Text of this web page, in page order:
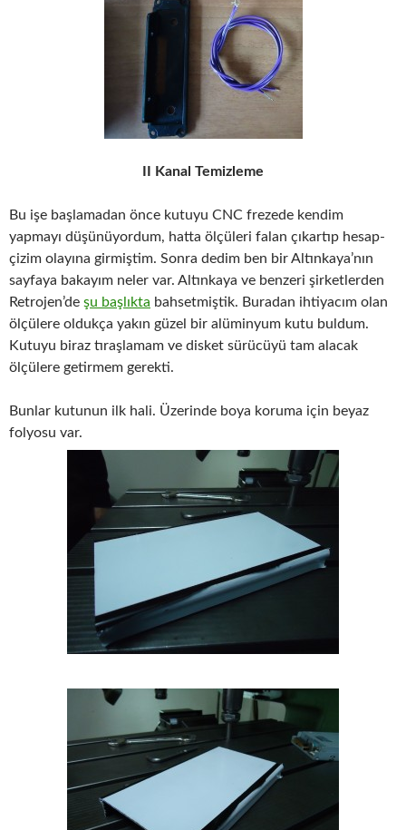
II Kanal Temizleme
Bu işe başlamadan önce kutuyu CNC frezede kendim
yapmayı düşünüyordum, hatta ölçüleri falan çıkartıp hesap-
çizim olayına girmiştim. Sonra dedim ben bir Altınkaya’nın
sayfaya bakayım neler var. Altınkaya ve benzeri şirketlerden
Retrojen’de şu başlıkta bahsetmiştik. Buradan ihtiyacım olan
ölçülere oldukça yakın güzel bir alüminyum kutu buldum.
Kutuyu biraz tıraşlamam ve disket sürücüyü tam alacak
ölçülere getirmem gerekti.
Bunlar kutunun ilk hali. Üzerinde boya koruma için beyaz
folyosu var.